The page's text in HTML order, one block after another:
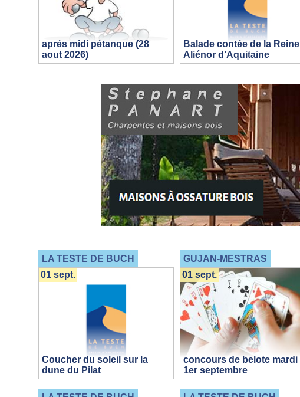
aprés midi pétanque (28
aout 2026)
Balade contée de la Reine
Aliénor d’Aquitaine
LA TESTE DE BUCH
Coucher du soleil sur la
dune du Pilat
01 sept.
GUJAN-MESTRAS
concours de belote mardi
1er septembre
01 sept.